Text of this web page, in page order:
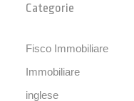
Categorie
Fisco Immobiliare
Immobiliare
inglese